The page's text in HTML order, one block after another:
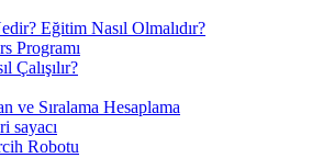
Eğitim Nasıl Olmalıdır?
Programı
Çalışılır?
ve Sıralama Hesaplama
sayacı
Robotu